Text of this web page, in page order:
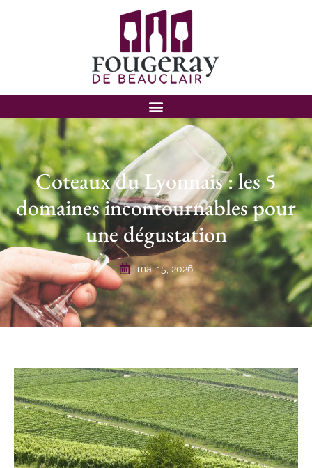
Coteaux du Lyonnais : les 5
domaines incontournables pour
une dégustation
mai 15, 2026